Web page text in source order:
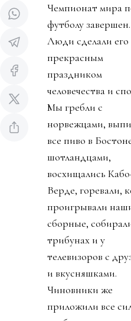
Чемпионат мира
футболу завершен.
Люди сделали его
прекрасным
праздником
человечества и
Мы гребли с
норвежцами,
все пиво в
шотландцами,
восхищались
Верде, горевали,
проигрывали
сборные,
трибунах и у
телевизоров с
и вкусняшками.
Чиновники же
приложили все